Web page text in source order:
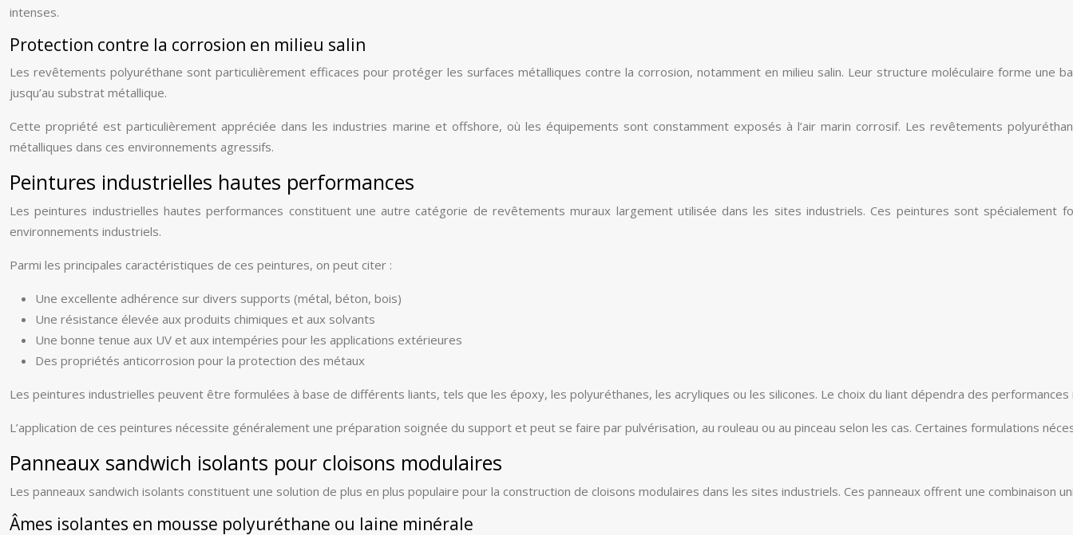
intenses.
Protection contre la corrosion en milieu salin
Les revêtements polyuréthane sont particulièrement efficaces pour protéger les surfaces métalliques contre la corrosion, notamment en milieu salin. Leur structure moléculaire forme une
jusqu’au substrat métallique.
Cette propriété est particulièrement appréciée dans les industries marine et offshore, où les équipements sont constamment exposés à l’air marin corrosif. Les revêtements
métalliques dans ces environnements agressifs.
Peintures industrielles hautes performances
Les peintures industrielles hautes performances constituent une autre catégorie de revêtements muraux largement utilisée dans les sites industriels. Ces peintures sont
environnements industriels.
Parmi les principales caractéristiques de ces peintures, on peut citer :
Une excellente adhérence sur divers supports (métal, béton, bois)
Une résistance élevée aux produits chimiques et aux solvants
Une bonne tenue aux UV et aux intempéries pour les applications extérieures
Des propriétés anticorrosion pour la protection des métaux
Les peintures industrielles peuvent être formulées à base de différents liants, tels que les époxy, les polyuréthanes, les acryliques ou les silicones. Le choix du liant dépendra des
L’application de ces peintures nécessite généralement une préparation soignée du support et peut se faire par pulvérisation, au rouleau ou au pinceau selon les cas. Certaines formulations
Panneaux sandwich isolants pour cloisons modulaires
Les panneaux sandwich isolants constituent une solution de plus en plus populaire pour la construction de cloisons modulaires dans les sites industriels. Ces panneaux offrent une combinaison
Âmes isolantes en mousse polyuréthane ou laine minérale